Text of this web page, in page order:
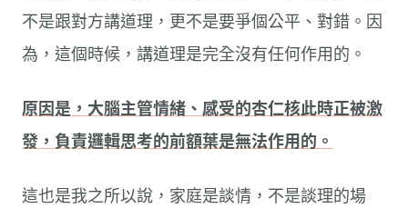
不是跟對方講道理，更不是要爭個公平、對錯。因
為，這個時候，講道理是完全沒有任何作用的。
原因是，大腦主管情緒、感受的杏仁核此時正被激
發，負責邏輯思考的前額葉是無法作用的。
這也是我之所以說，家庭是談情，不是談理的場